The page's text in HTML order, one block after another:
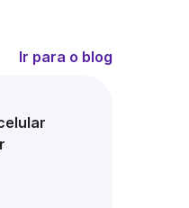
Ir para o blog